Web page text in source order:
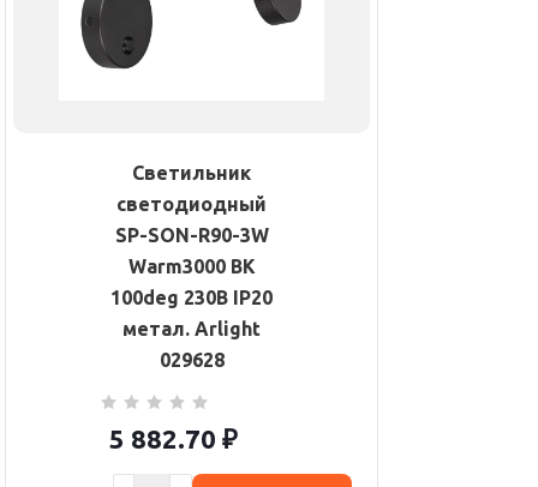
Светильник
светодиодный
SP-SON-R90-3W
Warm3000 BK
100deg 230В IP20
метал. Arlight
029628
5 882.70 ₽